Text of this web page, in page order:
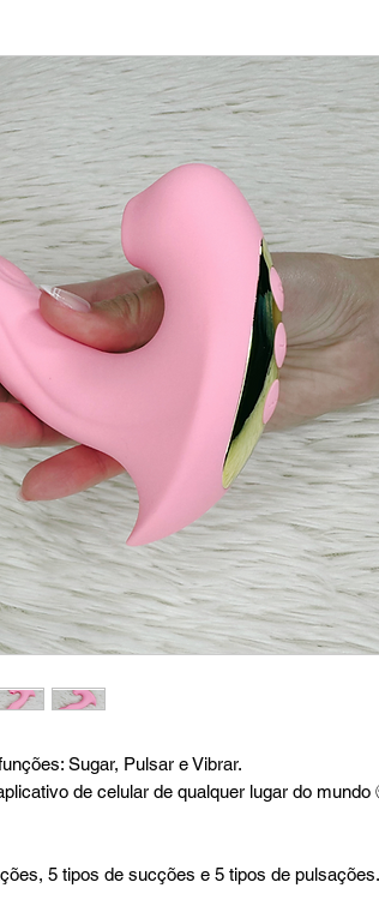
Sugar, Pulsar e Vibrar.
de celular de qualquer lugar do mundo
5 tipos de sucções e 5 tipos de pulsações.